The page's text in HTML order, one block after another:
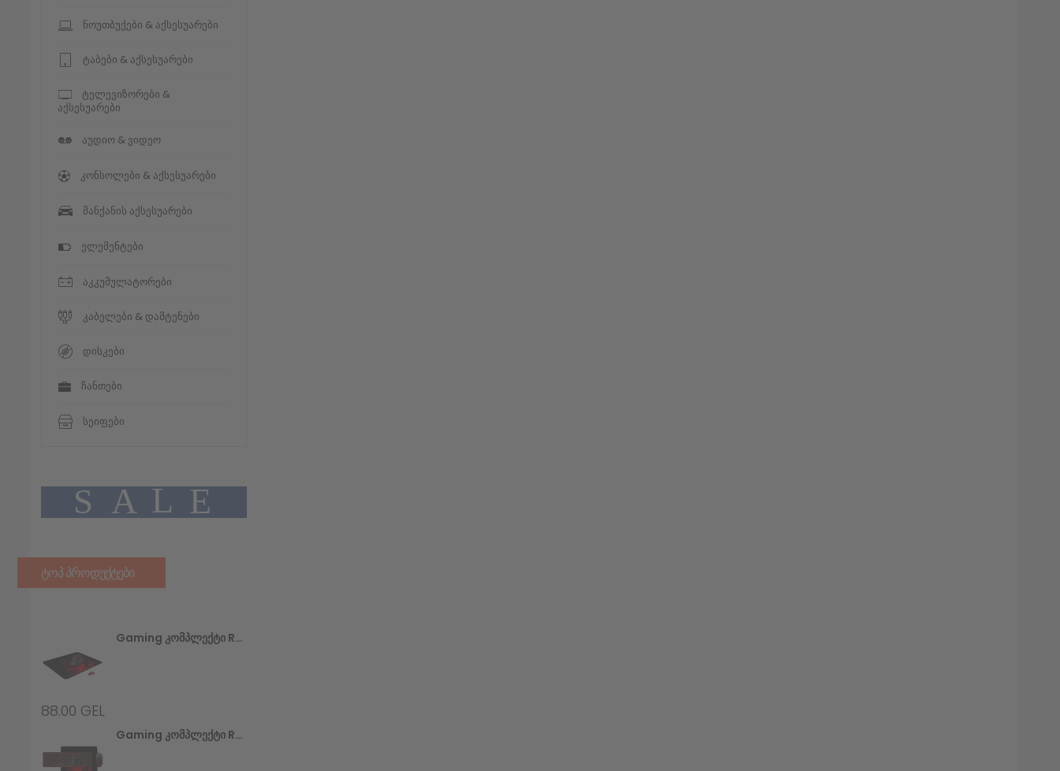
ნოუთბუქები & აქსესუარები
ტაბები & აქსესუარები
ტელევიზორები &
აქსესუარები
აუდიო & ვიდეო
კონსოლები & აქსესუარები
მანქანის აქსესუარები
ელემენტები
აკკუმულატორები
კაბელები & დამტენები
დისკები
ჩანთები
სეიფები
S A L E
ᲢᲝᲞ ᲞᲠᲝᲓᲣᲥᲢᲔᲑᲘ
Gaming Კომპლექტი Redragon M601WL-BA (უსადენო Მაუსი+მაუსპადი)
88.00 GEL
Gaming Კომპლექტი Redragon S107 (კლავიატურა+მაუსი+მაუსპადი)